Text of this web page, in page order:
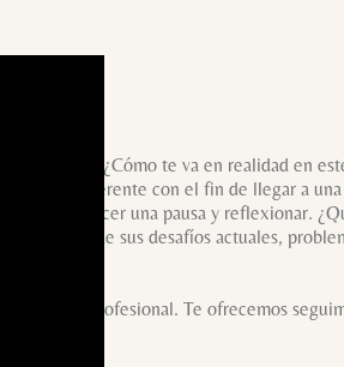
tu equipo. ¿Cómo te va en realidad en
diferente con el fin de llegar a
hacer una pausa y reflexionar.
y cuáles de sus desafíos actuales,
y profesional. Te ofrecemos